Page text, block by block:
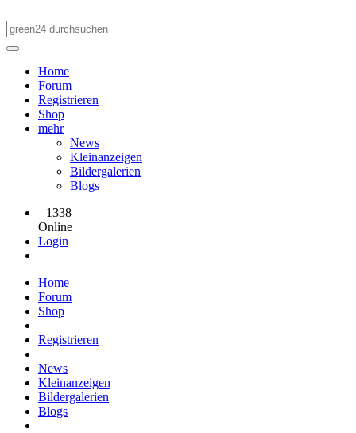
Home
Forum
Registrieren
Shop
mehr
News
Kleinanzeigen
Bildergalerien
Blogs
1338
Online
Login
Home
Forum
Shop
Registrieren
News
Kleinanzeigen
Bildergalerien
Blogs